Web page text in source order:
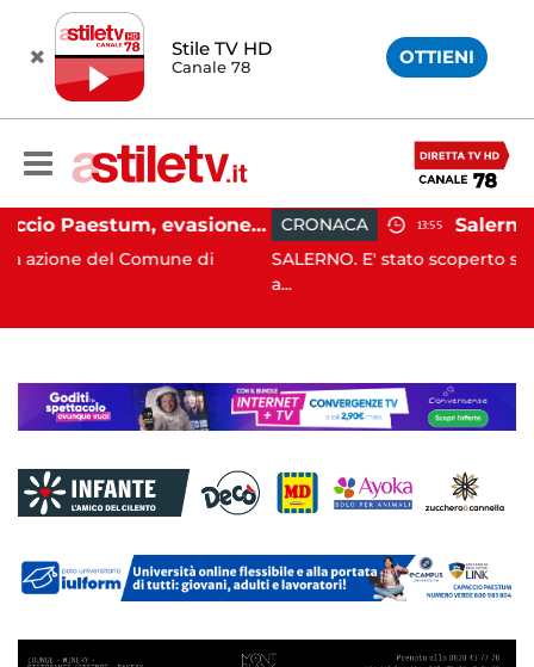
Stile TV HD
Canale 78 OTTIENI
Capaccio Paestum, evasione tassa di soggiorno: scoperte 49 strutture fantasma, elevate 132 sanzioni
di
CRONACA 13:55
SALERNO. E' stato scoperto solo all'alba, ma la